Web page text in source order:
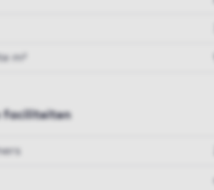
m²
faciliteiten